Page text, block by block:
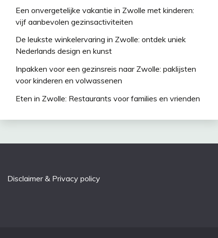
Een onvergetelijke vakantie in Zwolle met kinderen:
vijf aanbevolen gezinsactiviteiten
De leukste winkelervaring in Zwolle: ontdek uniek
Nederlands design en kunst
Inpakken voor een gezinsreis naar Zwolle: paklijsten
voor kinderen en volwassenen
Eten in Zwolle: Restaurants voor families en vrienden
Disclaimer & Privacy policy